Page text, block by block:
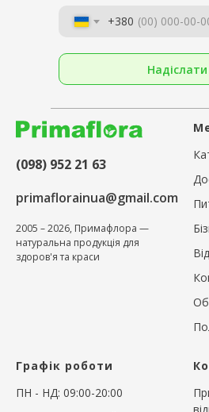
+380
Надіслати
(098) 952 21 63
primaflorainua@gmail.com
2005 – 2026, Примафлора —
натуральна продукція для
здоров'я та краси
Графік роботи
ПН - НД: 09:00-20:00